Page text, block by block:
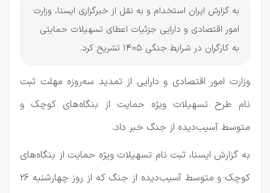
به گزارش ایران استخدام و به نقل از خبرگزاری ایسنا، وزارت
امور اقتصادی و دارایی جزئیات اعطای تسهیلات حمایتی
به کارگران در شرایط جنگی 1405 تشریح کرد.
وزارت امور اقتصادی و دارایی از تمدید سه‌روزه مهلت ثبت‌
نام طرح تسهیلات ویژه حمایت از بنگاه‌های کوچک و
متوسط آسیب‌دیده از جنگ خبر داد.
به گزارش ایسنا، ثبت‌ نام تسهیلات ویژه حمایت از بنگاه‌های
کوچک و متوسط آسیب‌دیده از جنگ که از روز چهارشنبه ۲۶